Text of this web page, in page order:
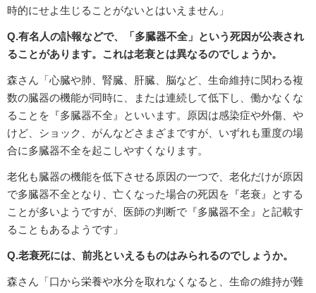
時的にせよ生じることがないとはいえません」
Q.有名人の訃報などで、「多臓器不全」という死因が公表され
ることがあります。これは老衰とは異なるのでしょうか。
森さん「心臓や肺、腎臓、肝臓、脳など、生命維持に関わる複
数の臓器の機能が同時に、または連続して低下し、働かなくな
ることを『多臓器不全』といいます。原因は感染症や外傷、や
けど、ショック、がんなどさまざまですが、いずれも重度の場
合に多臓器不全を起こしやすくなります。
老化も臓器の機能を低下させる原因の一つで、老化だけが原因
で多臓器不全となり、亡くなった場合の死因を『老衰』とする
ことが多いようですが、医師の判断で『多臓器不全』と記載す
ることもあるようです」
Q.老衰死には、前兆といえるものはみられるのでしょうか。
森さん「口から栄養や水分を取れなくなると、生命の維持が難